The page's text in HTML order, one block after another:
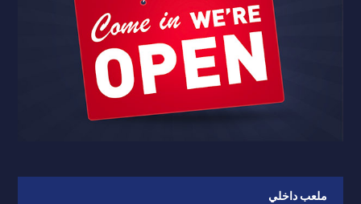
ملعب داخلي